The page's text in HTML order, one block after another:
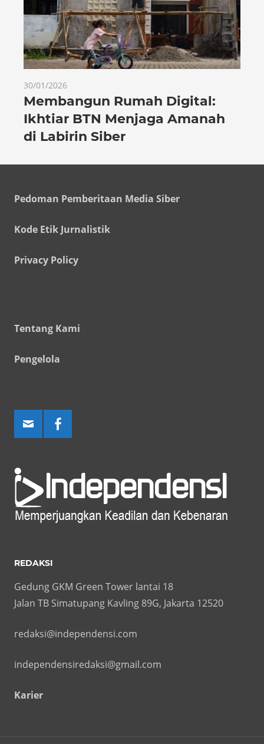
30/01/2026
Membangun Rumah Digital:
Ikhtiar BTN Menjaga Amanah
di Labirin Siber
Pedoman Pemberitaan Media Siber
Kode Etik Jurnalistik
Privacy Policy
Tentang Kami
Pengelola
REDAKSI
Gedung GKM Green Tower lantai 18
Jalan TB Simatupang Kavling 89G, Jakarta 12520
redaksi@independensi.com
independensiredaksi@gmail.com
Karier